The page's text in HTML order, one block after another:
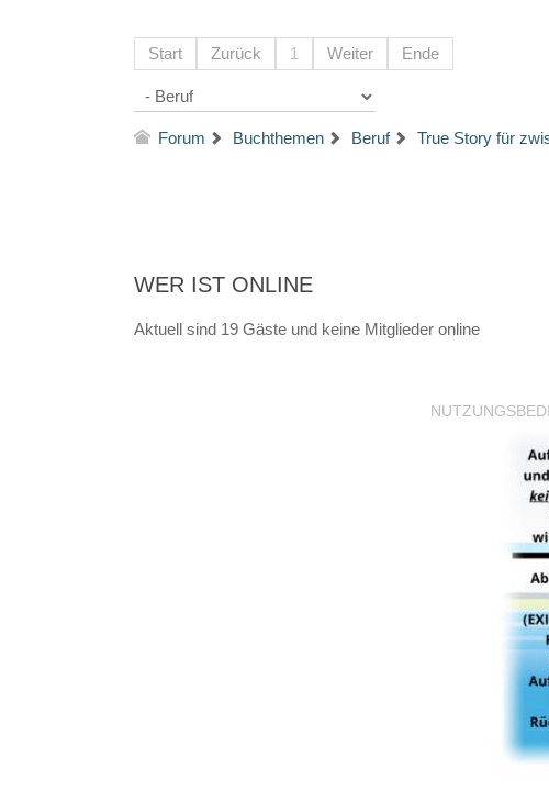
Start Zurück 1 Weiter Ende
Forum Buchthemen Beruf True Story für
WER IST ONLINE
Aktuell sind 19 Gäste und keine Mitglieder online